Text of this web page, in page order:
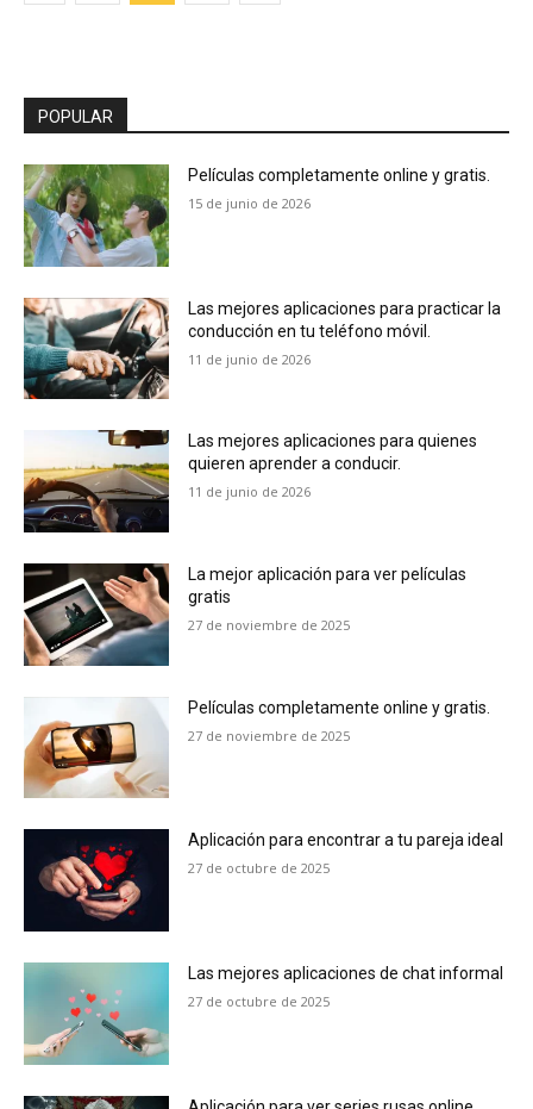
POPULAR
Películas completamente online y gratis.
15 de junio de 2026
Las mejores aplicaciones para practicar la
conducción en tu teléfono móvil.
11 de junio de 2026
Las mejores aplicaciones para quienes
quieren aprender a conducir.
11 de junio de 2026
La mejor aplicación para ver películas
gratis
27 de noviembre de 2025
Películas completamente online y gratis.
27 de noviembre de 2025
Aplicación para encontrar a tu pareja ideal
27 de octubre de 2025
Las mejores aplicaciones de chat informal
27 de octubre de 2025